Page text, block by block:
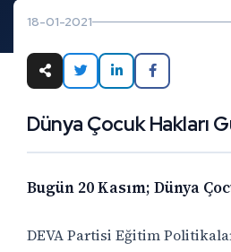
18-01-2021
Dünya Çocuk Hakları
Bugün 20 Kasım; Dünya
DEVA Partisi Eğitim